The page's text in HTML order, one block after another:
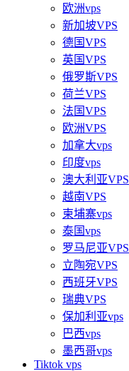
欧洲vps
新加坡VPS
德国VPS
英国VPS
俄罗斯VPS
荷兰VPS
法国VPS
欧洲VPS
加拿大vps
印度vps
澳大利亚VPS
越南VPS
柬埔寨vps
泰国vps
罗马尼亚VPS
立陶宛VPS
西班牙VPS
瑞典VPS
保加利亚vps
巴西vps
墨西哥vps
Tiktok vps